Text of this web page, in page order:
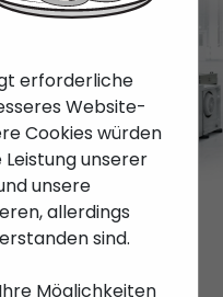
erforderliche
Website-
Cookies würden
unserer
unsere
allerdings
sind.
Möglichkeiten